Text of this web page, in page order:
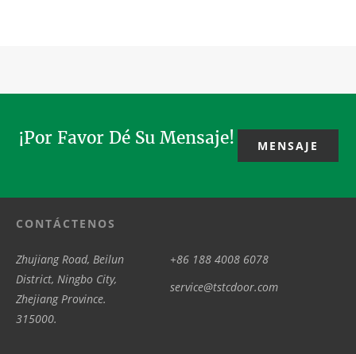
¡Por Favor Dé Su Mensaje! MENSAJE
CONTÁCTENOS
Zhujiang Road, Beilun
District, Ningbo City,
Zhejiang Province.
315000.
+86 188 4008 6078
service@tstcdoor.com